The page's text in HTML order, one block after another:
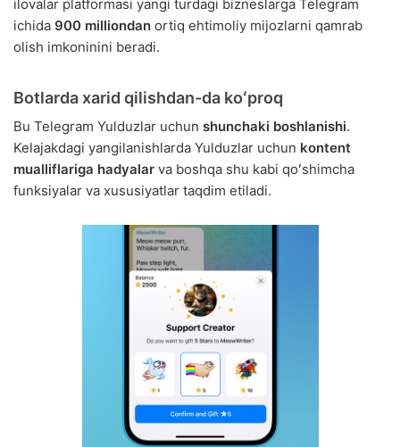
ilovalar platformasi yangi turdagi bizneslarga Telegram
ichida 900 milliondan ortiq ehtimoliy mijozlarni qamrab
olish imkoninini beradi.
Botlarda xarid qilishdan-da koʻproq
Bu Telegram Yulduzlar uchun shunchaki boshlanishi.
Kelajakdagi yangilanishlarda Yulduzlar uchun kontent
mualliflariga hadyalar va boshqa shu kabi qoʻshimcha
funksiyalar va xususiyatlar taqdim etiladi.